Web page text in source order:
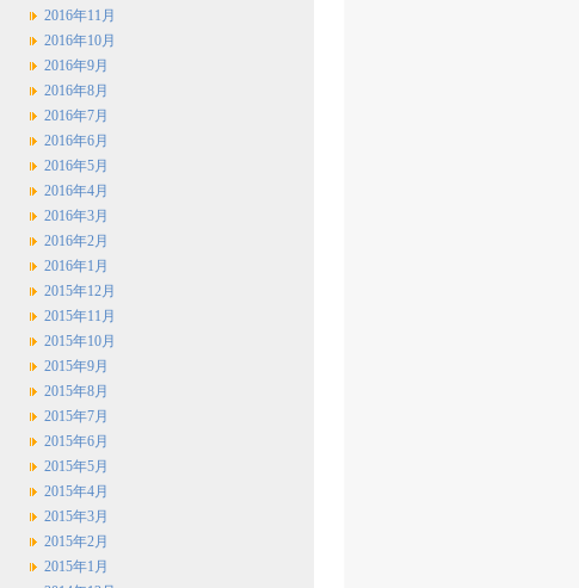
2016年11月
2016年10月
2016年9月
2016年8月
2016年7月
2016年6月
2016年5月
2016年4月
2016年3月
2016年2月
2016年1月
2015年12月
2015年11月
2015年10月
2015年9月
2015年8月
2015年7月
2015年6月
2015年5月
2015年4月
2015年3月
2015年2月
2015年1月